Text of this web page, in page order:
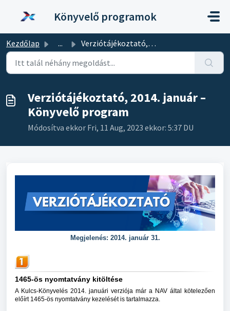
Könyvelő programok
Kezdőlap ... Verziótájékoztató, 2014. január – Könyvelő program
Verziótájékoztató, 2014. január –
Könyvelő program
Módosítva ekkor Fri, 11 Aug, 2023 ekkor: 5:37 DU
Megjelenés: 2014. január 31.
1465-ös nyomtatvány kitöltése
A Kulcs-Könyvelés 2014. januári verziója már a NAV által kötelezően
előírt 1465-ös nyomtatvány kezelését is tartalmazza.